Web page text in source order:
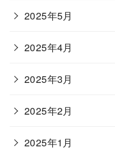
2025年5月
2025年4月
2025年3月
2025年2月
2025年1月